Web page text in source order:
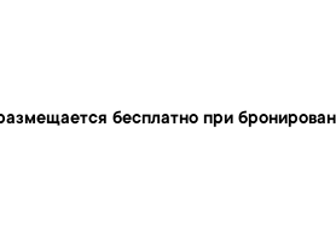
бесплатно при